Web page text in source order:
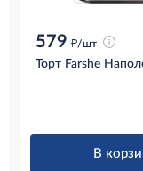
579 д/шт
Торт Farshe
В